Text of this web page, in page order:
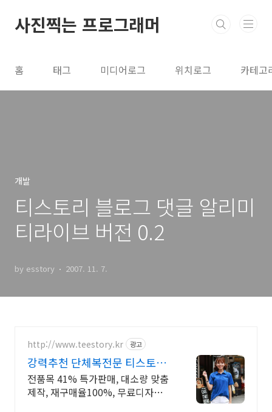
사진찍는 프로그래머
홈 태그 미디어로그 위치로그 카테고
개발
티스토리 블로그 댓글 알리미
티라이브 버전 0.2
by esstory 2007. 11. 7.
http://www.teestory.kr 광고
강력추천 단체복전문 티스토리
16년 전통의 전문업체
전품목 41% 특가판매, 대소량 맞춤
제작, 재구매율100%, 무료디자인,